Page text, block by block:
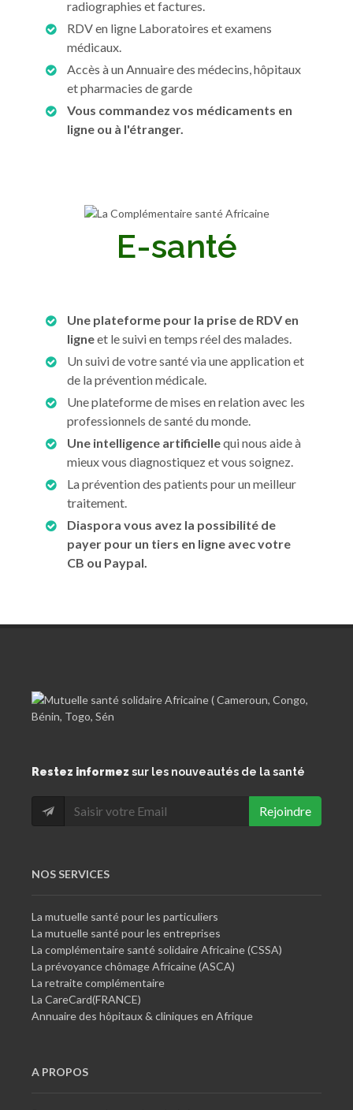
radiographies et factures.
RDV en ligne Laboratoires et examens
médicaux.
Accès à un Annuaire des médecins, hôpitaux
et pharmacies de garde
Vous commandez vos médicaments en
ligne ou à l'étranger.
E-santé
Une plateforme pour la prise de RDV en
ligneet le suivi en temps réel des malades.
Un suivi de votre santé via une application et
de la prévention médicale.
Une plateforme de mises en relation avec les
professionnels de santé du monde.
Une intelligence artificiellequi nous aide à
mieux vous diagnostiquez et vous soignez.
La prévention des patients pour un meilleur
traitement.
Diaspora vous avez la possibilité de
payer pour un tiers en ligne avec votre
CB ou Paypal.
Restez informez sur les nouveautés de la santé
Rejoindre
NOS SERVICES
La mutuelle santé pour les particuliers
La mutuelle santé pour les entreprises
La complémentaire santé solidaire Africaine (CSSA)
La prévoyance chômage Africaine (ASCA)
La retraite complémentaire
La CareCard(FRANCE)
Annuaire des hôpitaux & cliniques en Afrique
A PROPOS